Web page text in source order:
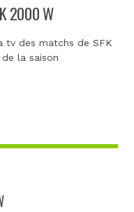
2000 W
tv des matchs de SFK
la saison